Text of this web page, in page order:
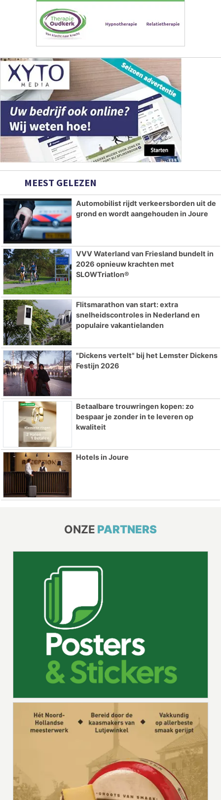
MEEST GELEZEN
Automobilist rijdt verkeersborden uit de
grond en wordt aangehouden in Joure
VVV Waterland van Friesland bundelt in
2026 opnieuw krachten met
SLOWTriatlon®
Flitsmarathon van start: extra
snelheidscontroles in Nederland en
populaire vakantielanden
"Dickens vertelt" bij het Lemster Dickens
Festijn 2026
Betaalbare trouwringen kopen: zo
bespaar je zonder in te leveren op
kwaliteit
Hotels in Joure
ONZE PARTNERS